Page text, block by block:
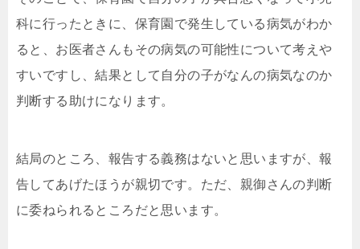
科に行ったときに、保育園で発生している病気がわか
ると、お医者さんもその病気の可能性について考えや
すいですし、結果として自分の子がなんの病気なのか
判断する助けになります。
結局のところ、報告する義務はないと思いますが、報
告してあげたほうが親切です。ただ、親御さんの判断
に委ねられるところだと思います。